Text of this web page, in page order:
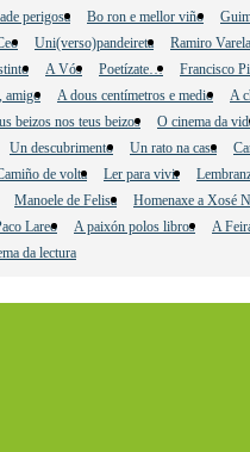
perigosa Bo ron e mellor viño
Uni(verso)pandeireta Ramiro
A Vós Poetízate… Francisco
amigo A dous centímetros e medio A
beizos nos teus beizos O cinema da
Un descubrimento Un rato na casa
de volta Ler para vivir
Manoele de Felisa Homenaxe a Xosé
Lareo A paixón polos libros A
da lectura